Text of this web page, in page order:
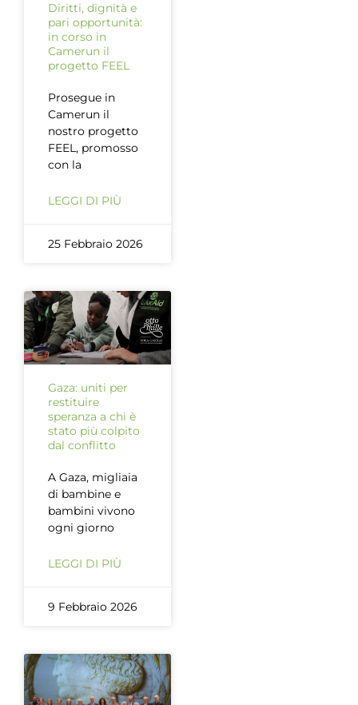
Diritti, dignità e
pari opportunità:
in corso in
Camerun il
progetto FEEL
Prosegue in
Camerun il
nostro progetto
FEEL, promosso
con la
LEGGI DI PIÙ
25 Febbraio 2026
Gaza: uniti per
restituire
speranza a chi è
stato più colpito
dal conflitto
A Gaza, migliaia
di bambine e
bambini vivono
ogni giorno
LEGGI DI PIÙ
9 Febbraio 2026